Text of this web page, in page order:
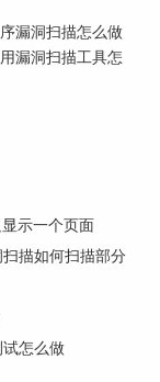
始模拟攻击，
不正常的地
引擎，看看
发现问题，
严重。
洞报告，把漏
啥风险，得
漏洞扫描怎么做
漏洞扫描工具怎
显示一个页面
扫描如何扫描部分
试怎么做